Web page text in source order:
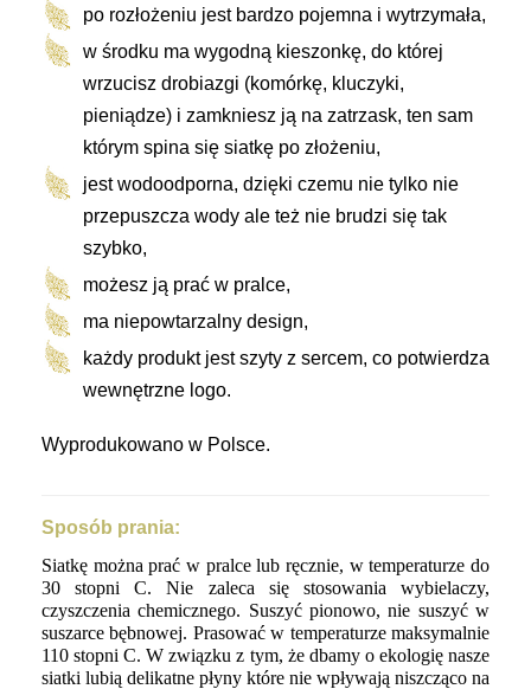
po rozłożeniu jest bardzo pojemna i wytrzymała,
w środku ma wygodną kieszonkę, do której
wrzucisz drobiazgi (komórkę, kluczyki,
pieniądze) i zamkniesz ją na zatrzask, ten sam
którym spina się siatkę po złożeniu,
jest wodoodporna, dzięki czemu nie tylko nie
przepuszcza wody ale też nie brudzi się tak
szybko,
możesz ją prać w pralce,
ma niepowtarzalny design,
każdy produkt jest szyty z sercem, co potwierdza
wewnętrzne logo.
Wyprodukowano w Polsce.
Sposób prania:
Siatkę można prać w pralce lub ręcznie, w temperaturze do
30 stopni C. Nie zaleca się stosowania wybielaczy,
czyszczenia chemicznego. Suszyć pionowo, nie suszyć w
suszarce bębnowej. Prasować w temperaturze maksymalnie
110 stopni C. W związku z tym, że dbamy o ekologię nasze
siatki lubią delikatne płyny które nie wpływają niszcząco na